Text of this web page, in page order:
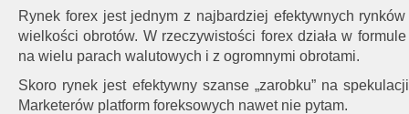
Rynek forex jest jednym z najbardziej efektywnych
wielkości obrotów. W rzeczywistości forex działa w
na wielu parach walutowych i z ogromnymi obrotami.
Skoro rynek jest efektywny szanse „zarobku” na
Marketerów platform foreksowych nawet nie pytam.